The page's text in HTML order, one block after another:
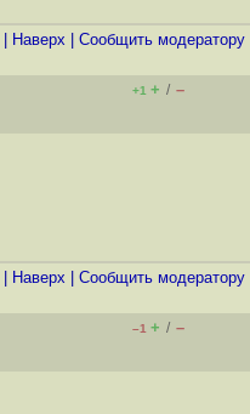
Наверх Cообщить модератору
+1 + / –
Наверх Cообщить модератору
–1 + / –